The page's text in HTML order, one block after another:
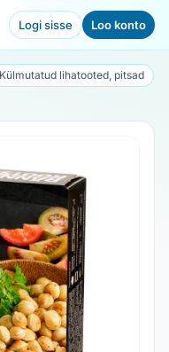
Logi sisse Loo konto
Külmutatud lihatooted, pitsad